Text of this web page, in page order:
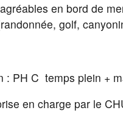
en bord de
golf,
: PH C temps plein +
en charge par le